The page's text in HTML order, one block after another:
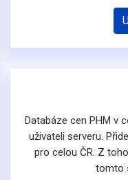
Databáze cen PHM v
uživateli serveru.
pro celou ČR. Z
tomto